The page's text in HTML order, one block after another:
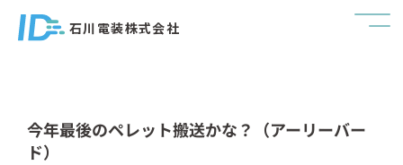
石川電装株式会社
今年最後のペレット搬送かな？（アーリーバー
ド）